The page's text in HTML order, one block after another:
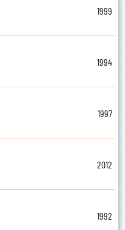
1999
1994
1997
2012
1992